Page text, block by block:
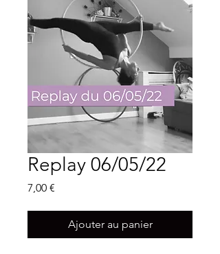
Replay 06/05/22
7,00 €
Ajouter au panier